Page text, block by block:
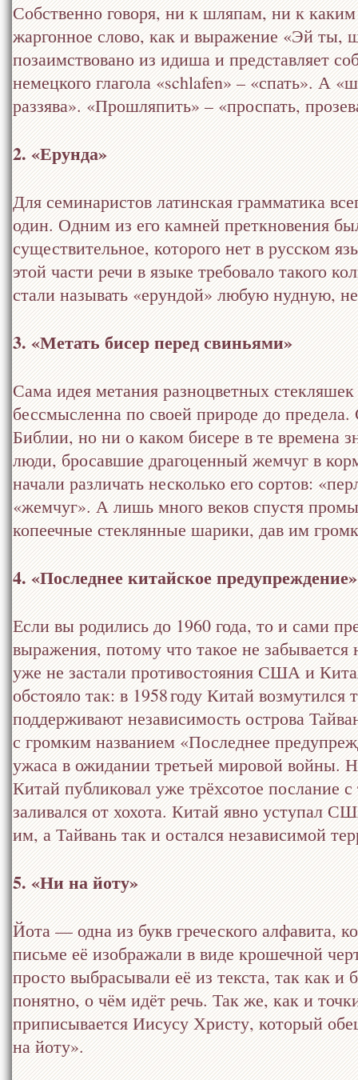
Собственно говоря, ни к шляпам, ни к
жаргонное слово, как и выражение «Эй ты,
позаимствовано из идиша и представляет
немецкого глагола «schlafen» – «спать». А
раззява». «Прошляпить» – «проспать,
2. «Ерунда»
Для семинаристов латинская грамматика
один. Одним из его камней преткновения
существительное, которого нет в русском
этой части речи в языке требовало такого
стали называть «ерундой» любую нудную,
3. «Метать бисер перед свиньями»
Сама идея метания разноцветных
бессмысленна по своей природе до предела.
Библии, но ни о каком бисере в те времена
люди, бросавшие драгоценный жемчуг в
начали различать несколько его сортов:
«жемчуг». А лишь много веков спустя
копеечные стеклянные шарики, дав им
4. «Последнее китайское предупреждение»
Если вы родились до 1960 года, то и сами
выражения, потому что такое не
уже не застали противостояния США и
обстояло так: в 1958 году Китай
поддерживают независимость острова
с громким названием «Последнее
ужаса в ожидании третьей мировой войны.
Китай публиковал уже трёхсотое послание
заливался от хохота. Китай явно уступал
им, а Тайвань так и остался независимой
5. «Ни на йоту»
Йота — одна из букв греческого алфавита,
письме её изображали в виде крошечной
просто выбрасывали её из текста, так как и
понятно, о чём идёт речь. Так же, как и
приписывается Иисусу Христу, который
на йоту».